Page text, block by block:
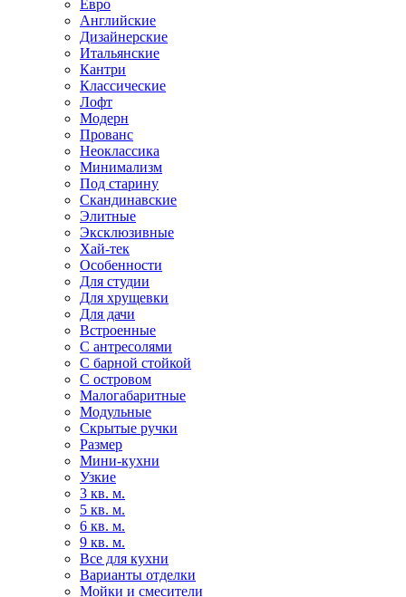
Евро
Английские
Дизайнерские
Итальянские
Кантри
Классические
Лофт
Модерн
Прованс
Неоклассика
Минимализм
Под старину
Скандинавские
Элитные
Эксклюзивные
Хай-тек
Особенности
Для студии
Для хрущевки
Для дачи
Встроенные
С антресолями
С барной стойкой
С островом
Малогабаритные
Модульные
Скрытые ручки
Размер
Мини-кухни
Узкие
3 кв. м.
5 кв. м.
6 кв. м.
9 кв. м.
Все для кухни
Варианты отделки
Мойки и смесители